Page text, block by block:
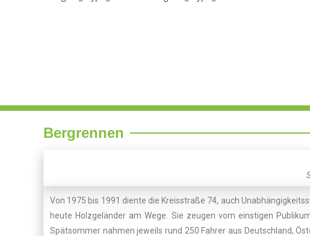
Bergrennen
Von 1975 bis 1991 diente die Kreisstraße 74, auch
heute Holzgeländer am Wege. Sie zeugen vom einstigen
Spätsommer nahmen jeweils rund 250 Fahrer aus Deutschland,